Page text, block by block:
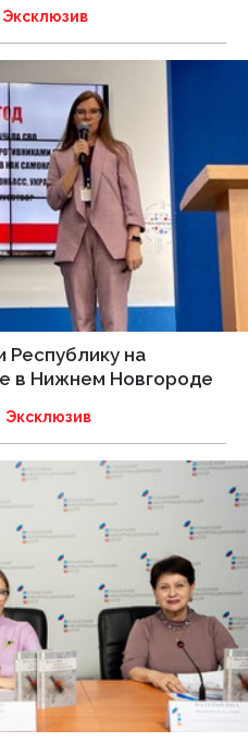
Эксклюзив
Республику на
в Нижнем Новгороде
Эксклюзив